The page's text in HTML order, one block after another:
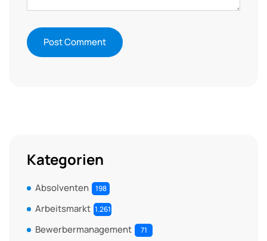
Kategorien
Absolventen 198
Arbeitsmarkt 1.261
Bewerbermanagement 71